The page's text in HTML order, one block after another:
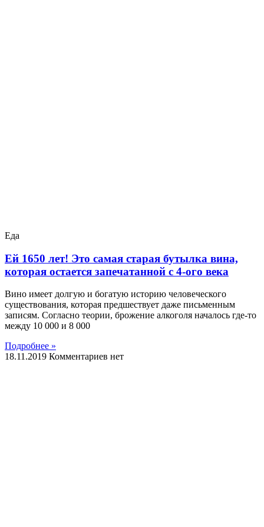
Еда
Ей 1650 лет! Это самая старая бутылка вина,
которая остается запечатанной с 4-ого века
Вино имеет долгую и богатую историю человеческого
существования, которая предшествует даже письменным
записям. Согласно теории, брожение алкоголя началось где-то
между 10 000 и 8 000
Подробнее »
18.11.2019 Комментариев нет